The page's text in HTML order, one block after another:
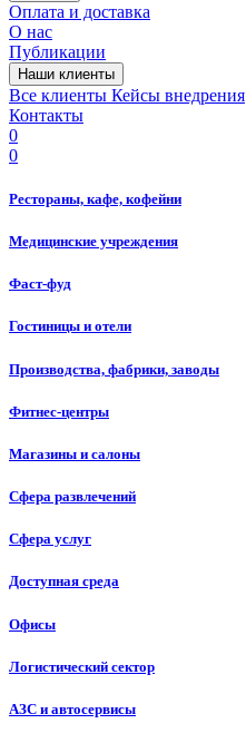
Оплата и доставка
О нас
Публикации
Наши клиенты
Все клиенты Кейсы внедрения
Контакты
0
0
Рестораны, кафе, кофейни
Медицинские учреждения
Фаст-фуд
Гостиницы и отели
Производства, фабрики, заводы
Фитнес-центры
Магазины и салоны
Сфера развлечений
Сфера услуг
Доступная среда
Офисы
Логистический сектор
АЗС и автосервисы